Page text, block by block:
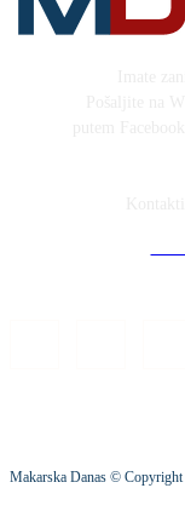
Makarska Danas © Copyright